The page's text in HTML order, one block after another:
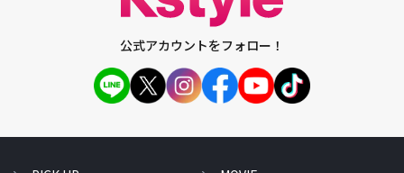
公式アカウントをフォロー！